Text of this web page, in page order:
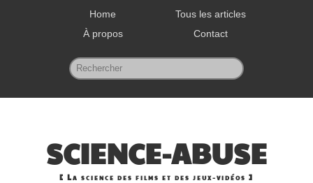
Home
Tous les articles
À propos
Contact
SCIENCE-ABUSE
La science des films et des jeux-vidéos